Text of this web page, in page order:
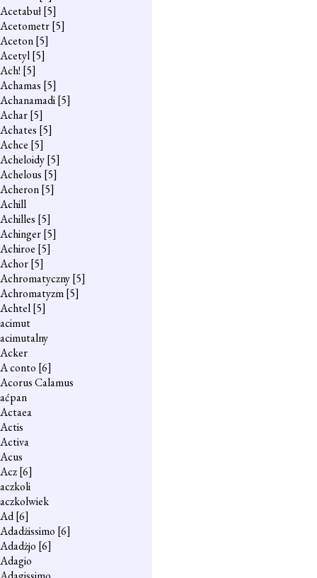
Acetabuł[5]
Acetometr[5]
Aceton[5]
Acetyl[5]
Ach! [5]
Achamas [5]
Achanamadi[5]
Achar[5]
Achates [5]
Achce [5]
Acheloidy[5]
Achelous [5]
Acheron[5]
Achill
Achilles [5]
Achinger[5]
Achiroe [5]
Achor[5]
Achromatyczny[5]
Achromatyzm[5]
Achtel[5]
acimut
acimutalny
Acker
A conto [6]
Acorus Calamus
aćpan
Actaea
Actis
Activa
Acus
Acz[6]
aczkoli
aczkolwiek
Ad[6]
Adadżissimo [6]
Adadżjo [6]
Adagio